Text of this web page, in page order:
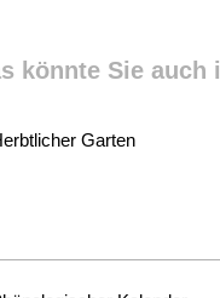
könnte Sie auch